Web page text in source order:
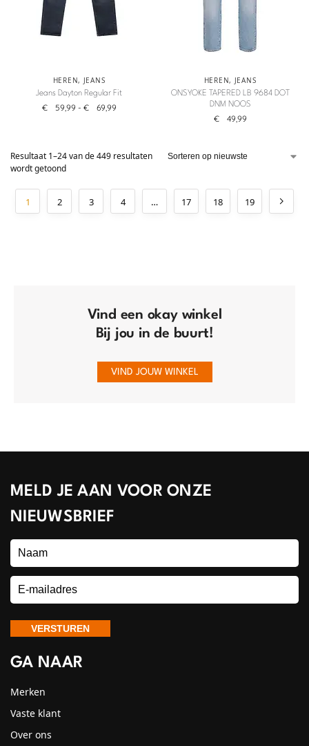
HEREN, JEANS
Jeans Dayton Regular Fit
€ 59,99 - € 69,99
HEREN, JEANS
ONSYOKE TAPERED LB 9684 DOT
DNM NOOS
€ 49,99
Resultaat 1–24 van de 449 resultaten
wordt getoond
1 2 3 4 … 17 18 19
Vind een okay winkel
Bij jou in de buurt!
VIND JOUW WINKEL
MELD JE AAN VOOR ONZE
NIEUWSBRIEF
GA NAAR
Merken
Vaste klant
Over ons